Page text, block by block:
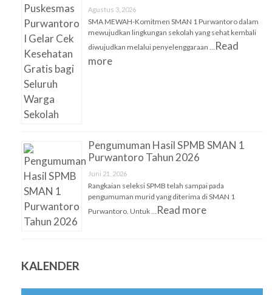
Agustus 3, 2026
SMA MEWAH-Komitmen SMAN 1 Purwantoro dalam
mewujudkan lingkungan sekolah yang sehat kembali
diwujudkan melalui penyelenggaraan …
Read
more
Pengumuman Hasil SPMB SMAN 1
Purwantoro Tahun 2026
Juni 21, 2026
Rangkaian seleksi SPMB telah sampai pada
pengumuman murid yang diterima di SMAN 1
Purwantoro. Untuk …
Read more
KALENDER